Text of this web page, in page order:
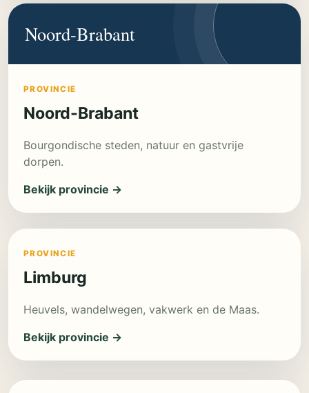
Noord-Brabant
PROVINCIE
Noord-Brabant
Bourgondische steden, natuur en gastvrije
dorpen.
Bekijk provincie →
PROVINCIE
Limburg
Heuvels, wandelwegen, vakwerk en de Maas.
Bekijk provincie →